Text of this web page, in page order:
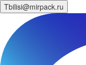
Tbilisi@mirpack.ru